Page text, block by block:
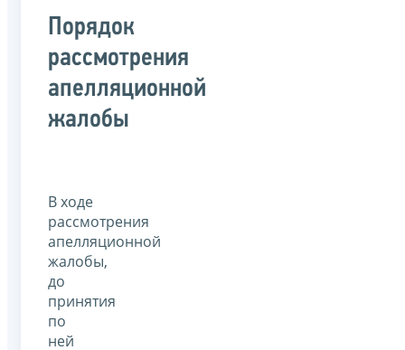
Порядок
рассмотрения
апелляционной
жалобы
В ходе
рассмотрения
апелляционной
жалобы,
до
принятия
по
ней